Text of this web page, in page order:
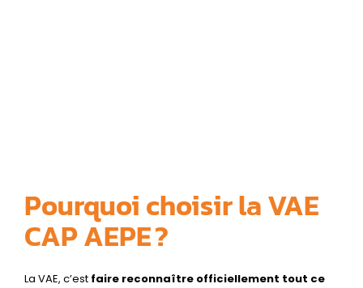
Pourquoi choisir la VAE
CAP AEPE ?
La VAE, c’est faire reconnaître officiellement tout ce